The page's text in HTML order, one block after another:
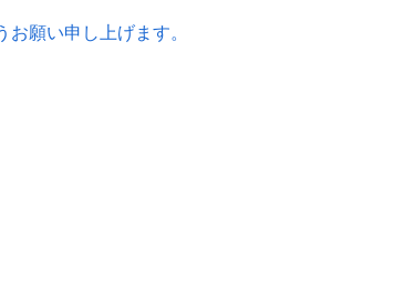
願い申し上げます。